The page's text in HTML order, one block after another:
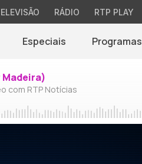
RÁDIO RTP PLAY
Especiais Programas
Madeira)
com RTP Notícias